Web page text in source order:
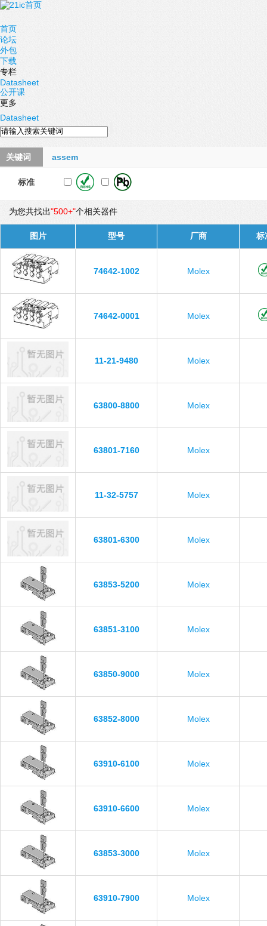
首页
论坛
外包
下载
专栏
Datasheet
公开课
更多
Datasheet
关键词 assem
标准
为您共找出"500+"个相关器件
图片 型号 厂商 标
74642-1002 Molex
74642-0001 Molex
11-21-9480 Molex
63800-8800 Molex
63801-7160 Molex
11-32-5757 Molex
63801-6300 Molex
63853-5200 Molex
63851-3100 Molex
63850-9000 Molex
63852-8000 Molex
63910-6100 Molex
63910-6600 Molex
63853-3000 Molex
63910-7900 Molex